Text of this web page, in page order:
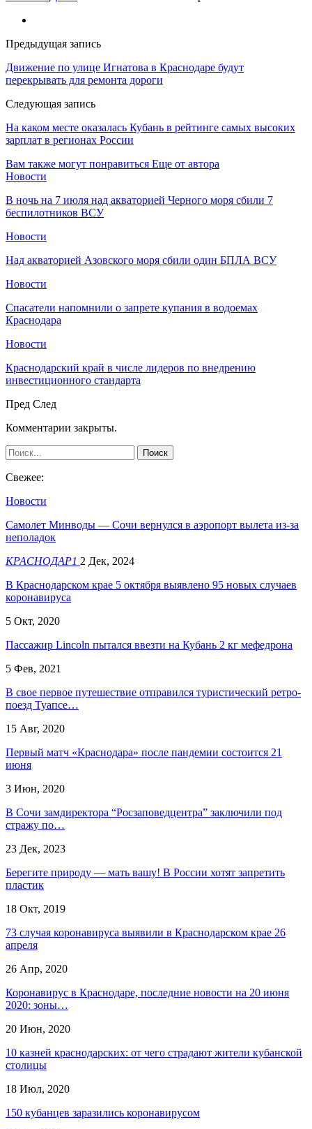
Предыдущая запись
Движение по улице Игнатова в Краснодаре будут
перекрывать для ремонта дороги
Следующая запись
На каком месте оказалась Кубань в рейтинге самых высоких
зарплат в регионах России
Вам также могут понравиться Еще от автора
Новости
В ночь на 7 июля над акваторией Черного моря сбили 7
беспилотников ВСУ
Новости
Над акваторией Азовского моря сбили один БПЛА ВСУ
Новости
Спасатели напомнили о запрете купания в водоемах
Краснодара
Новости
Краснодарский край в числе лидеров по внедрению
инвестиционного стандарта
Пред След
Комментарии закрыты.
Свежее:
Новости
Самолет Минводы — Сочи вернулся в аэропорт вылета из-за
неполадок
КРАСНОДАР1 2 Дек, 2024
В Краснодарском крае 5 октября выявлено 95 новых случаев
коронавируса
5 Окт, 2020
Пассажир Lincoln пытался ввезти на Кубань 2 кг мефедрона
5 Фев, 2021
В свое первое путешествие отправился туристический ретро-
поезд Туапсе…
15 Авг, 2020
Первый матч «Краснодара» после пандемии состоится 21
июня
3 Июн, 2020
​В Сочи замдиректора “Росзаповедцентра” заключили под
стражу по…
23 Дек, 2023
Берегите природу — мать вашу! В России хотят запретить
пластик
18 Окт, 2019
73 случая коронавируса выявили в Краснодарском крае 26
апреля
26 Апр, 2020
Коронавирус в Краснодаре, последние новости на 20 июня
2020: зоны…
20 Июн, 2020
10 казней краснодарских: от чего страдают жители кубанской
столицы
18 Июл, 2020
150 кубанцев заразились коронавирусом